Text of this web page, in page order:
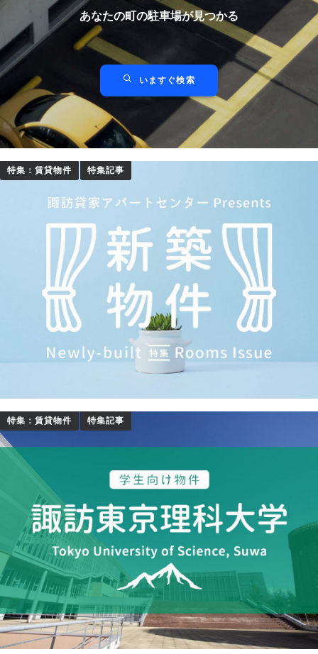
あなたの町の駐車場が見つかる
いますぐ検索
特集：賃貸物件 特集記事
特集：賃貸物件 特集記事